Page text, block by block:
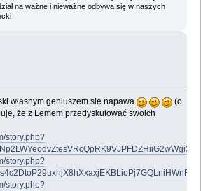
na ważne i nieważne odbywa się w naszych
własnym geniuszem się napawa
(o
że z Lemem przedyskutować swoich
story.php?
story.php?
story.php?